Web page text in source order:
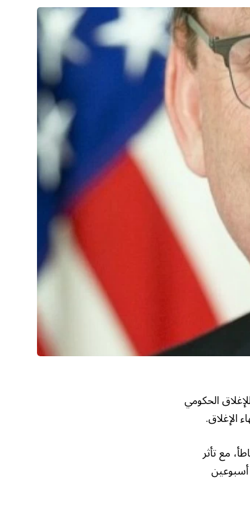
الحكومي
الإغلاق.
مع تأثر
أسبوعين